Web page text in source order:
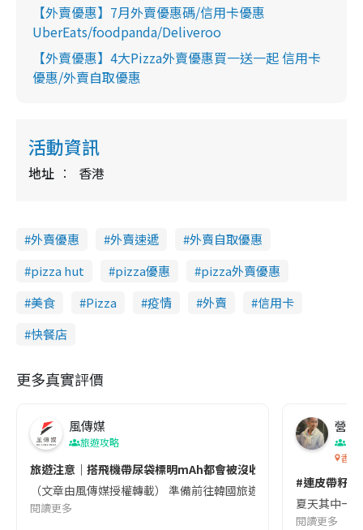
【外賣優惠】7月外賣優惠碼/信用卡優惠
UberEats/foodpanda/Deliveroo
【外賣優惠】4大Pizza外賣優惠買一送一起 信用卡
優惠/外賣自取優惠
活動資訊
地址 香港
外賣優惠 外賣速遞
外賣自取優惠
pizza hut
pizza優惠
pizza外賣優惠
美食
Pizza 疫情 外賣
信用卡
快餐店
更多真實評價
風傳媒
旅遊攻略
旅遊注意｜搭飛機帶尿袋標明mAh都會被沒收😱出發前切記檢查
（文章由風傳媒授權轉載） 準備前往韓國旅遊的民眾，近期要
閱讀更多
營養
香港
#連皮帶籽
夏天其中一
閱讀更多